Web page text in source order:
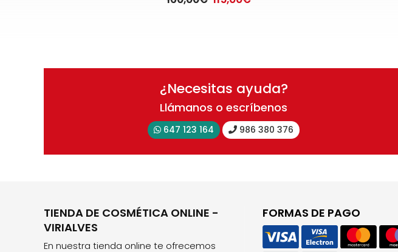
¿Necesitas ayuda?
Llámanos o escríbenos
647 123 164 986 380 376
TIENDA DE COSMÉTICA ONLINE -
VIRIALVES
En nuestra tienda online te ofrecemos
FORMAS DE PAGO